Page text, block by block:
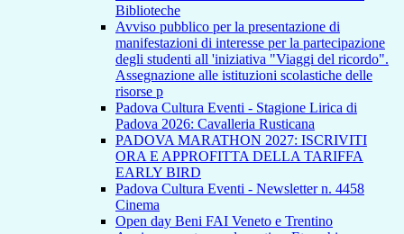
Biblioteche
Avviso pubblico per la presentazione di
manifestazioni di interesse per la partecipazione
degli studenti all 'iniziativa "Viaggi del ricordo".
Assegnazione alle istituzioni scolastiche delle
risorse p
Padova Cultura Eventi - Stagione Lirica di
Padova 2026: Cavalleria Rusticana
PADOVA MARATHON 2027: ISCRIVITI
ORA E APPROFITTA DELLA TARIFFA
EARLY BIRD
Padova Cultura Eventi - Newsletter n. 4458
Cinema
Open day Beni FAI Veneto e Trentino